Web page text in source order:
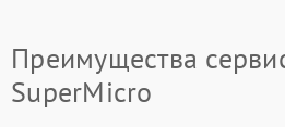
Преимущества
SuperMicro